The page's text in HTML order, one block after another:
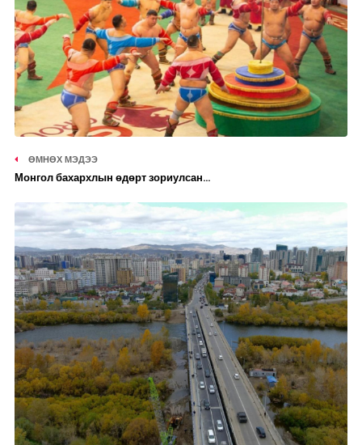
ӨМНӨХ МЭДЭЭ
Монгол бахархлын өдөрт зориулсан...